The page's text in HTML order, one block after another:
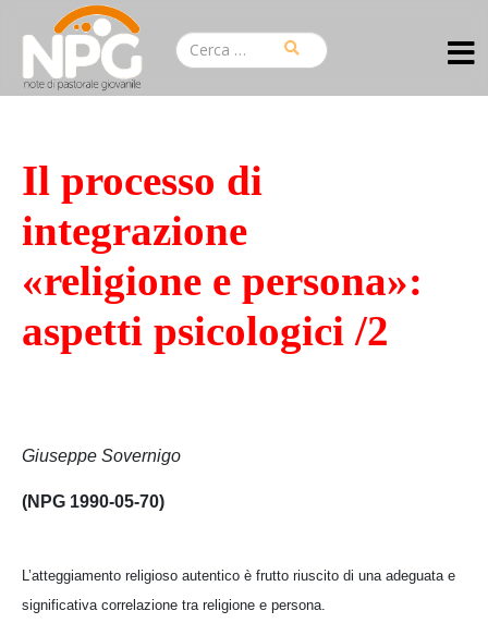
Il processo di
integrazione
«religione e persona»:
aspetti psicologici /2
Giuseppe Sovernigo
(NPG 1990-05-70)
L’atteggiamento religioso autentico è frutto riuscito di una adeguata e
significativa correlazione tra religione e persona.